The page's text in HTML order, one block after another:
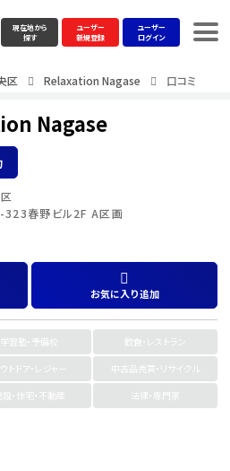
現在地から
探す
ユーザー
新規登録
ユーザー
ログイン
区 Relaxation Nagase 口コミ
Nagase
春野ビル2F A区画
お気に入り追加
学習塾・予備校
飲食・レストラン
ウトドア・レジャー
中古品売買・リサイクル
設・住宅・不動産
法律・専門家